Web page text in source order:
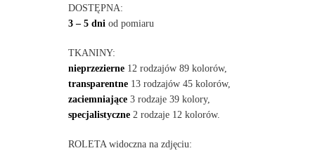
DOSTĘPNA:
3 – 5 dni od pomiaru
TKANINY:
nieprzezierne12 rodzajów 89 kolorów,
transparentne13 rodzajów 45 kolorów,
zaciemniające3 rodzaje 39 kolory,
specjalistyczne2 rodzaje 12 kolorów.
ROLETA widoczna na zdjęciu: